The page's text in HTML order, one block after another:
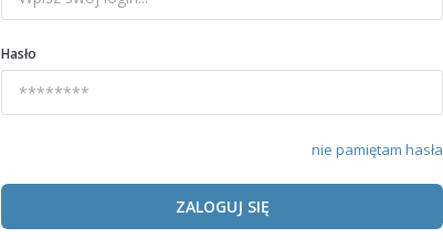
Hasło
nie pamiętam hasła
ZALOGUJ SIĘ